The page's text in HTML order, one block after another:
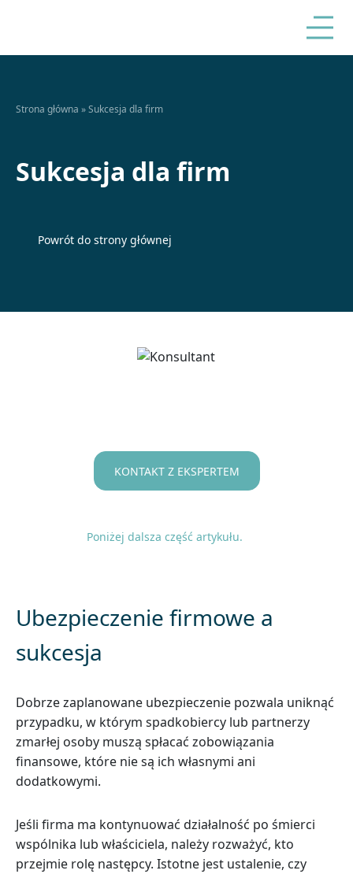
Strona główna »Sukcesja dla firm
Sukcesja dla firm
Powrót do strony głównej
KONTAKT Z EKSPERTEM
Poniżej dalsza część artykułu.
Ubezpieczenie firmowe a
sukcesja
Dobrze zaplanowane ubezpieczenie pozwala uniknąć
przypadku, w którym spadkobiercy lub partnerzy
zmarłej osoby muszą spłacać zobowiązania
finansowe, które nie są ich własnymi ani
dodatkowymi.
Jeśli firma ma kontynuować działalność po śmierci
wspólnika lub właściciela, należy rozważyć, kto
przejmie rolę następcy. Istotne jest ustalenie, czy